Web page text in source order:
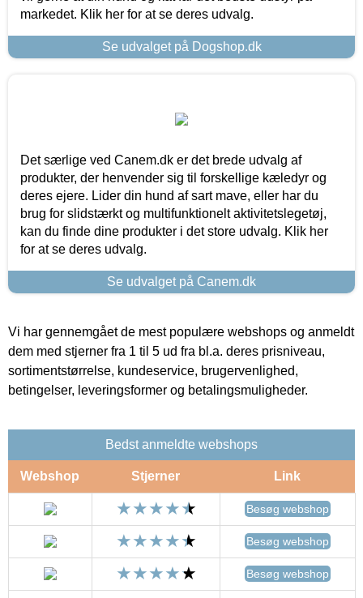
markedet. Klik her for at se deres udvalg.
Se udvalget på Dogshop.dk
Det særlige ved Canem.dk er det brede udvalg af
produkter, der henvender sig til forskellige kæledyr og
deres ejere. Lider din hund af sart mave, eller har du
brug for slidstærkt og multifunktionelt aktivitetslegetøj,
kan du finde dine produkter i det store udvalg. Klik her
for at se deres udvalg.
Se udvalget på Canem.dk
Vi har gennemgået de mest populære webshops og anmeldt
dem med stjerner fra 1 til 5 ud fra bl.a. deres prisniveau,
sortimentstørrelse, kundeservice, brugervenlighed,
betingelser, leveringsformer og betalingsmuligheder.
Bedst anmeldte webshops
Webshop Stjerner Link
Besøg webshop
Besøg webshop
Besøg webshop